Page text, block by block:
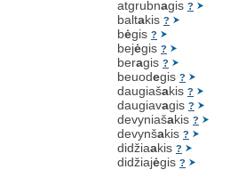
atgrubnagis ?
baltakis ?
bėgis ?
bejėgis ?
beragis ?
beuodegis ?
daugiašakis ?
daugiavagis ?
devyniašakis ?
devynšakis ?
didžiaakis ?
didžiajėgis ?